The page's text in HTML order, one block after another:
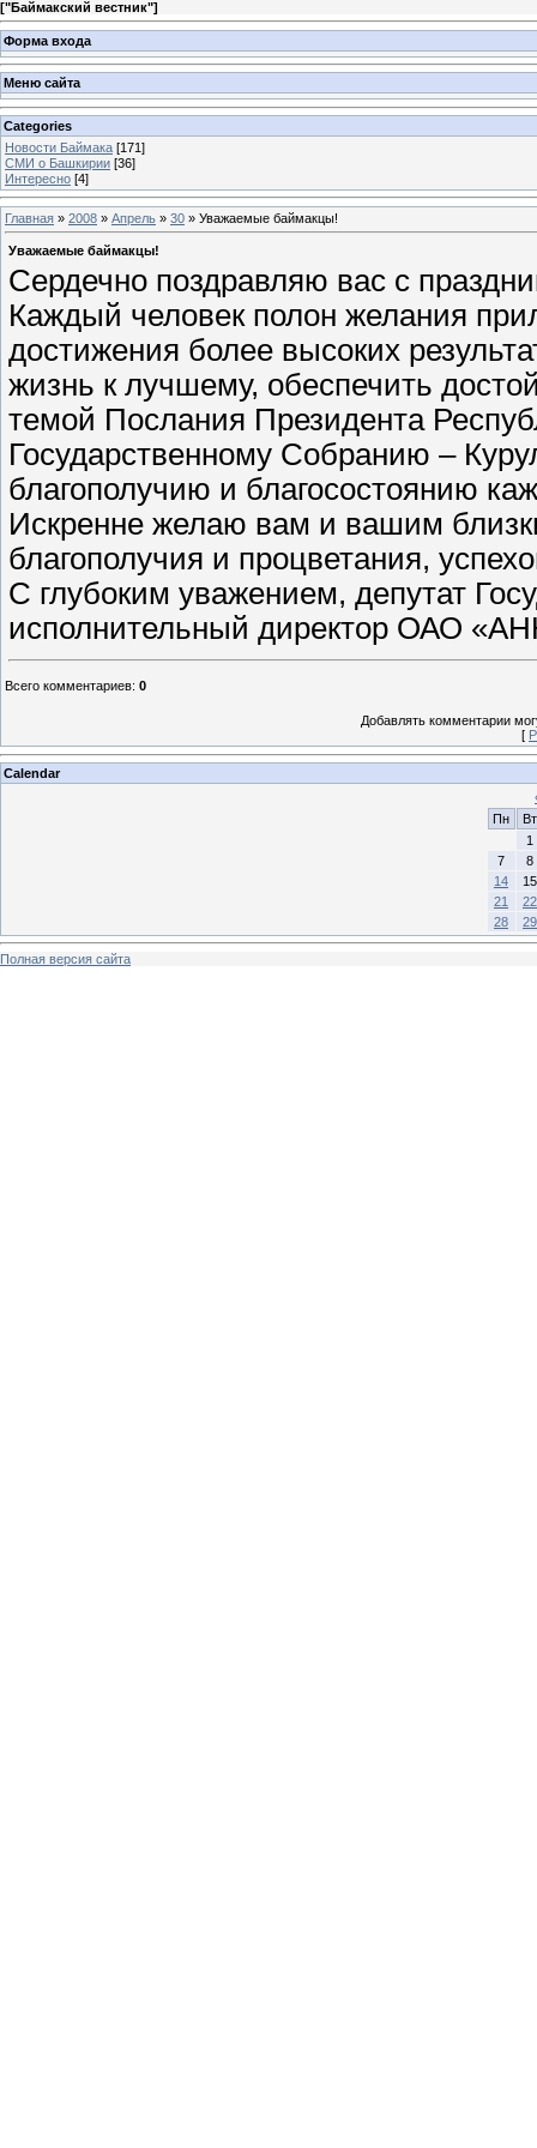
["Баймакский вестник"]
Форма входа
Меню сайта
Categories
Новости Баймака [171]
СМИ о Башкирии [36]
Интересно [4]
Главная » 2008 » Апрель » 30 » Уважаемые баймакцы!
Уважаемые баймакцы!
Сердечно поздравляю вас с
Каждый человек полон желания
достижения более высоких
жизнь к лучшему, обеспечить
темой Послания Президента
Государственному Собранию –
благополучию и благосостоянию
Искренне желаю вам и вашим
благополучия и процветания,
С глубоким уважением, депутат
исполнительный директор ОАО
Всего комментариев: 0
Добавлять комментарии
[
Calendar
Пн
Вт
1
7
8
14
15
21
22
28
29
Полная версия сайта